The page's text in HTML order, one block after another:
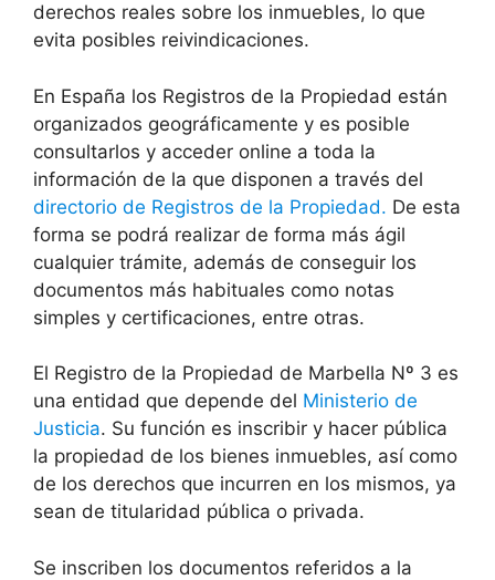
derechos reales sobre los inmuebles, lo que
evita posibles reivindicaciones.
En España los Registros de la Propiedad están
organizados geográficamente y es posible
consultarlos y acceder online a toda la
información de la que disponen a través del
directorio de Registros de la Propiedad. De esta
forma se podrá realizar de forma más ágil
cualquier trámite, además de conseguir los
documentos más habituales como notas
simples y certificaciones, entre otras.
El Registro de la Propiedad de Marbella Nº 3 es
una entidad que depende del Ministerio de
Justicia. Su función es inscribir y hacer pública
la propiedad de los bienes inmuebles, así como
de los derechos que incurren en los mismos, ya
sean de titularidad pública o privada.
Se inscriben los documentos referidos a la